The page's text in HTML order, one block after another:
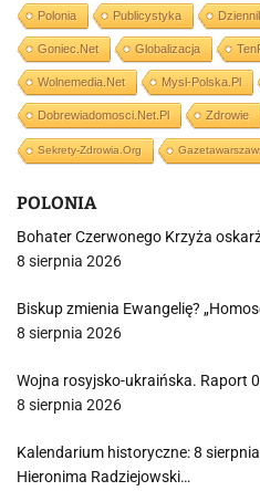
Polonia Publicystyka
Goniec.net Globalizacja
Wolnemedia.net Mysl-Polska.pl
Dobrewiadomosci.net.pl Zdrowie
Sekrety-Zdrowia.org
POLONIA
Bohater Czerwonego Krzyża
8 sierpnia 2026
Biskup zmienia Ewangelię?
8 sierpnia 2026
Wojna rosyjsko-ukraińska. Raport
8 sierpnia 2026
Kalendarium historyczne: 8
Hieronima Radziejowski…